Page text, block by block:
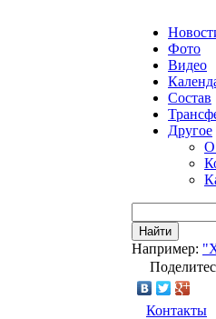
Фото
Видео
Состав
Другое
О
Найти
Например:
Контакты